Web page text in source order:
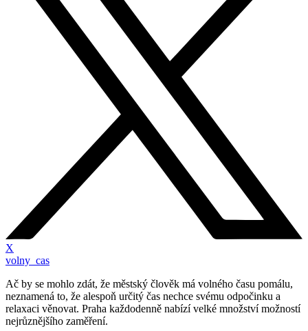
X
volny_cas
Ač by se mohlo zdát, že městský člověk má volného času pomálu,
neznamená to, že alespoň určitý čas nechce svému odpočinku a
relaxaci věnovat. Praha každodenně nabízí velké množství možností
nejrůznějšího zaměření.